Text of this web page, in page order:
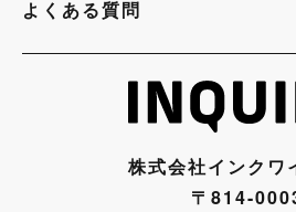
よくある質問
株式会社インクワ
〒814-